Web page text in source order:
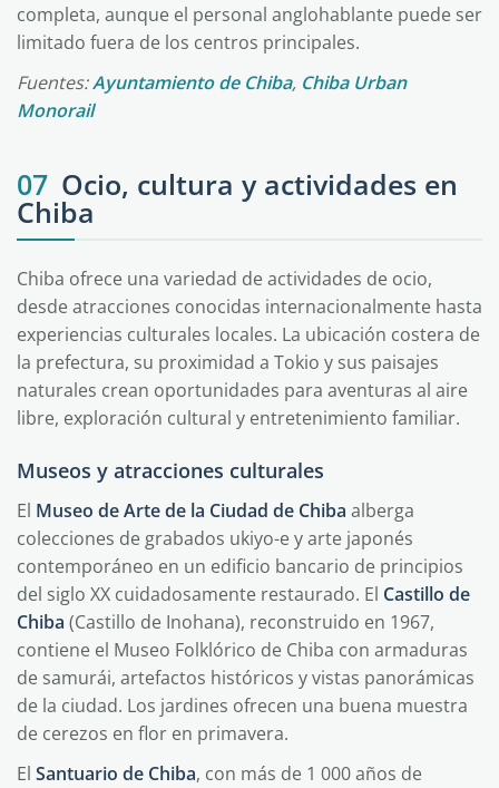
completa, aunque el personal anglohablante puede ser
limitado fuera de los centros principales.
Fuentes:Ayuntamiento de Chiba, Chiba Urban
Monorail
07 Ocio, cultura y actividades en
Chiba
Chiba ofrece una variedad de actividades de ocio,
desde atracciones conocidas internacionalmente hasta
experiencias culturales locales. La ubicación costera de
la prefectura, su proximidad a Tokio y sus paisajes
naturales crean oportunidades para aventuras al aire
libre, exploración cultural y entretenimiento familiar.
Museos y atracciones culturales
El Museo de Arte de la Ciudad de Chiba alberga
colecciones de grabados ukiyo-e y arte japonés
contemporáneo en un edificio bancario de principios
del siglo XX cuidadosamente restaurado. El Castillo de
Chiba (Castillo de Inohana), reconstruido en 1967,
contiene el Museo Folklórico de Chiba con armaduras
de samurái, artefactos históricos y vistas panorámicas
de la ciudad. Los jardines ofrecen una buena muestra
de cerezos en flor en primavera.
El Santuario de Chiba, con más de 1 000 años de